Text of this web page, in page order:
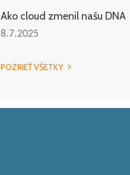
Ako cloud zmenil našu DNA
8.7.2025
POZRIEŤ VŠETKY